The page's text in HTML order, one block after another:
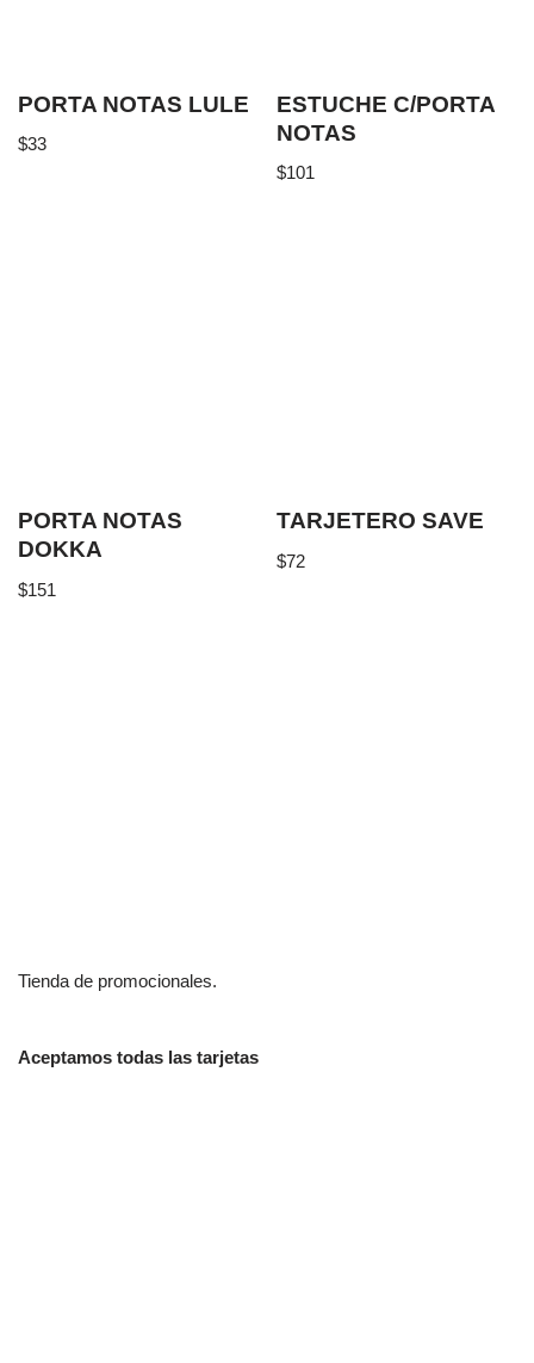
PORTA NOTAS LULE
$33
ESTUCHE C/PORTA
NOTAS
$101
PORTA NOTAS
DOKKA
$151
TARJETERO SAVE
$72
Tienda de promocionales.
Aceptamos todas las tarjetas